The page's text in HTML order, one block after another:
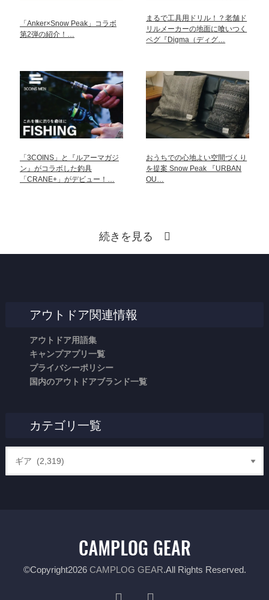
「Anker×Snow Peak」コラボ
第2弾の紹介！…
まるで工具用ドリル！？老舗ド
リルメーカーの地面に喰いつく
ペグ『Digma（ディグ…
「3COINS」と『ルアーマガジ
ン』がコラボした釣具
「CRANE+」がデビュー！…
おうちでの心地よい空間づくり
を提案 Snow Peak 『URBAN
OU…
続きを見る
アウトドア関連情報
アウトドア用語集
キャンプアプリ一覧
プライバシーポリシー
国内のアウトドアブランド一覧
カテゴリ一覧
©Copyright2026 CAMPLOG GEAR.All Rights Reserved.